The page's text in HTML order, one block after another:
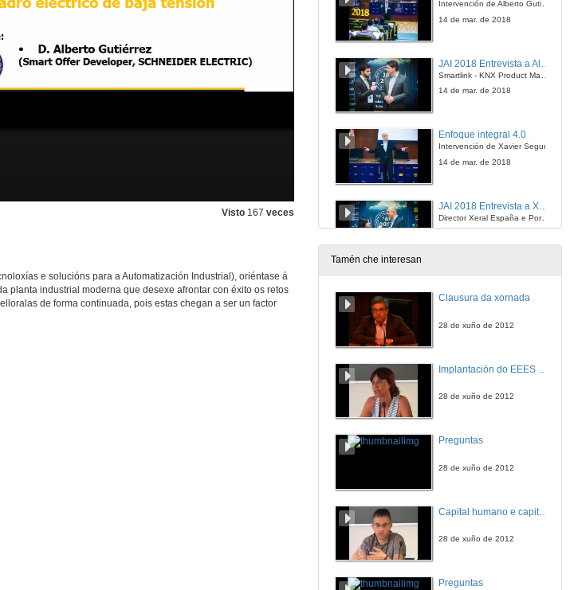
Visto 167 veces
e solucións para a Automatización Industrial), oriéntase á
planta industrial moderna que desexe afrontar con éxito os retos
de forma continuada, pois estas chegan a ser un factor
Intervención de Alberto Gutiérrez
14 de mar. de 2018
Smartlink - KNX Product Manager, Schneider Electric
14 de mar. de 2018
Enfoque integral 4.0
Intervención de Xavier Segura
14 de mar. de 2018
Director Xeral España e Portugal, FESTO
Tamén che interesan
Clausura da xornada
28 de xuño de 2012
28 de xuño de 2012
Preguntas
28 de xuño de 2012
28 de xuño de 2012
Preguntas